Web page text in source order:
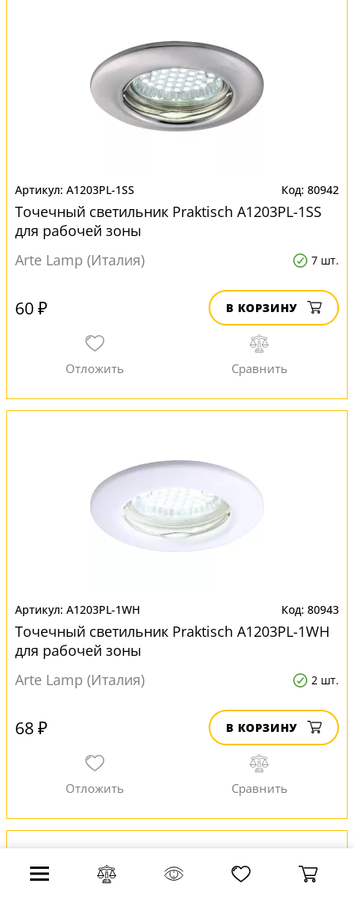
A1203PL-1SS 80942
Точечный светильник Praktisch A1203PL-1SS
для рабочей зоны
Arte Lamp (Италия)
7 шт.
60 ₽ В КОРЗИНУ
A1203PL-1WH 80943
Точечный светильник Praktisch A1203PL-1WH
для рабочей зоны
Arte Lamp (Италия)
2 шт.
68 ₽ В КОРЗИНУ